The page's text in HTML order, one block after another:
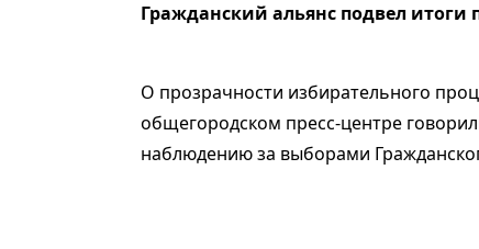
Гражданский альянс подвел итоги
О прозрачности избирательного
общегородском пресс-центре
наблюдению за выборами